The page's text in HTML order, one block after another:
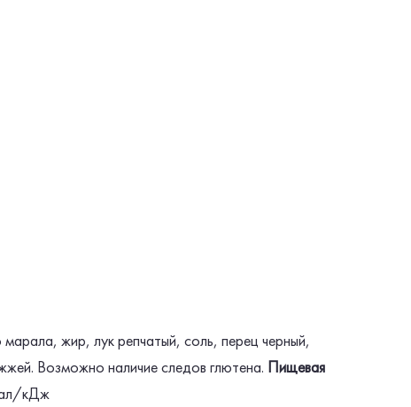
марала, жир, лук репчатый, соль, перец черный,
Возможно наличие следов глютена. Пищевая
кДж